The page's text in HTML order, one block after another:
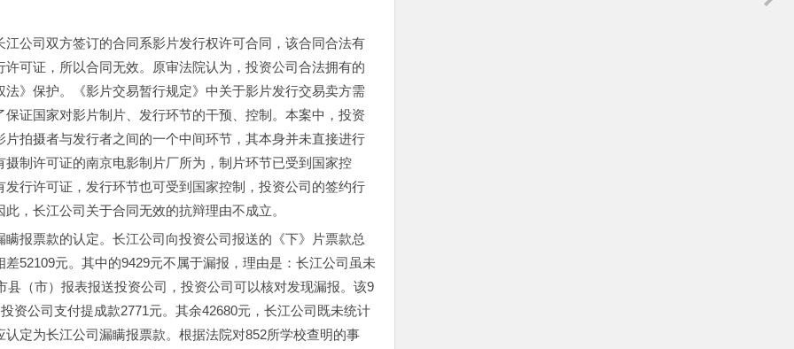
司双方签订的合同系影片发行权许可合同，该合同合法有
可证，所以合同无效。原审法院认为，投资公司合法拥有的
》保护。《影片交易暂行规定》中关于影片发行交易卖方需
证国家对影片制片、发行环节的干预、控制。本案中，投资
拍摄者与发行者之间的一个中间环节，其本身并未直接进行
制许可证的南京电影制片厂所为，制片环节已受到国家控
行许可证，发行环节也可受到国家控制，投资公司的签约行
，长江公司关于合同无效的抗辩理由不成立。
票款的认定。长江公司向投资公司报送的《下》片票款总
52109元。其中的9429元不属于漏报，理由是：长江公司虽未
（市）报表报送投资公司，投资公司可以核对发现漏报。该9
资公司支付提成款2771元。其余42680元，长江公司既未统计
定为长江公司漏瞒报票款。根据法院对852所学校查明的事